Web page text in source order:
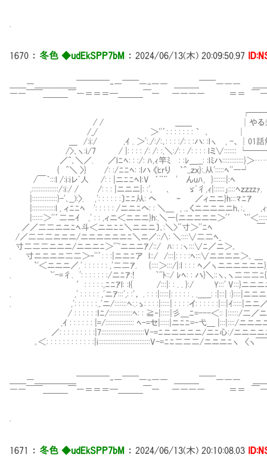
1670 ： 冬色 ◆udEkSPP7bM ： 2024/06/13(木) 20:09:50.97
＿＿―＿＿＿＿＿￣￣￣￣‐―￣￣―‐―― ＿＿＿￣￣――― ＿
――￣￣＿＿＿￣―＝＝＝━＿＿＿￣― ―――― ＝＝ ￣――
/ / ＿＿ │やる夫で学ぶFGOバビ
/_/ ＞''´: : : : :
＿ /:i:/ ,ｲ . ＞':./:/:､: : : :/: : :ハ: :l
/>､ヽ:i/7 / |: : : : /: /: :,＼:/: : /: : : : lミ∨:::::::
／^､＼／. ／lﾆﾍ: : :/: ﾊ,ｨ竿ﾐⅥ: :ﾚ＿__: :lﾐハ::::::::::::}＞
{ ^＼ 〉} /: :/ﾆﾆﾍ: :lハ 《ﾋrり `＾,,ｚｘ}:.从':::::ﾍ''―┘
/￣｀:::l /:i:iレﾞ人 /: : |ニﾆﾆﾍｌ:V ´¨¨ ' んuﾊ, }:::::::|:ﾍ
,:::::::::::::::/:i:/ / /: : : |ニニニ|: :', ､ ゞﾟ彳,ｨ|::::::｣::::ﾍｚｚzzｧ.
|::::::::::::::}-'､__):〉. ,': : : : : :〕ﾆﾆ从: ヘ ｰ ／ィニニ}h:::ﾏﾆｱ
|:::::::::::::l , ィﾆﾆﾍ ': : : : : /ニニﾆヘ: : ＼＿ , .｡くニニニニニh､:､ ,
|::::::＞''´二ニｲ ,' : : ,ィニ＜ニニニ}h:.＼―{ニニニニニ＞'´ `''＜
／／二二ニニﾆﾍ斗＜ニニﾆﾆ＼ニニニ〕､:＼>¨寸＞''ﾆﾍ ￣
/／二二二ニニニ/ニニニニニニﾆ＼ニ／::∧: ＼::::∨二二ﾍ_
寸二二二ニニニ/ニニニﾆ＞''~ニニニｱ/::/ ﾊ: : :ヽ:::∨ﾆ／ニ＞｡
. 寸ニニニニ二二＞‐''´: : :|ニニﾆア l::/ /:::|: : : :ﾍ:::∨ニニニニ＞｡ ＿
`'＜ニニニ／.' : : : : : : ,'二二ｱ. {::::＞:::/|:l : : : ﾍ／ヽニニニニニニ}
. `'-=彳. ': : : : : : :/ニﾆｱ:! ｀''ﾄ::/ ﾚﾍ: : ハ}＼::ヽ､ヽ二二二ﾆ{__
′: : : : :,ﾆﾆｱl: :l{ /:::|: : . . }:/ Y:::' V:::}ニニニニ心
. ,' : : : : : ,'ニｱ:::',: :'， . : : :|:::::|: : : : : . .＿__: :|:::| :}::::|ニニニ／
. ,': : : : : :.,'ニ/:::::::ﾍ:.:ゝ: : : :|:::::| : : : :イ: : : : : :|:::|ｲ:::::|ニニ／
/ : : : : : :ｌﾆ/:::::::::::::ﾍ: : ≧‐|:::::|彡＿ﾆ=---＜:: |::::::/二／ニニ
,ｲ : : : : : : |=/:::::::::::::::: ﾍ-=セ|:::::|ニﾆﾆ=-弋＿ |:::|::::/ニニニニニ
／: : : : : : : : :|7::::::::::::::::::::::::V-=ﾆニニニニニ/ニﾆ心:/ニニニニニ
｡＜: : : : : : : : : : : :|i:::::::::::::::::::::::::::::V-=ﾆﾆ二二二/ニニニﾆヽ 〈ヽ￣￣
＿＿―＿＿＿＿＿￣￣￣￣‐―￣￣―‐―― ＿＿＿￣￣――― ＿
――￣￣＿＿＿￣―＝＝＝━＿＿＿￣― ―――― ＝＝ ￣――
1671 ： 冬色 ◆udEkSPP7bM ： 2024/06/13(木) 20:10:08.03